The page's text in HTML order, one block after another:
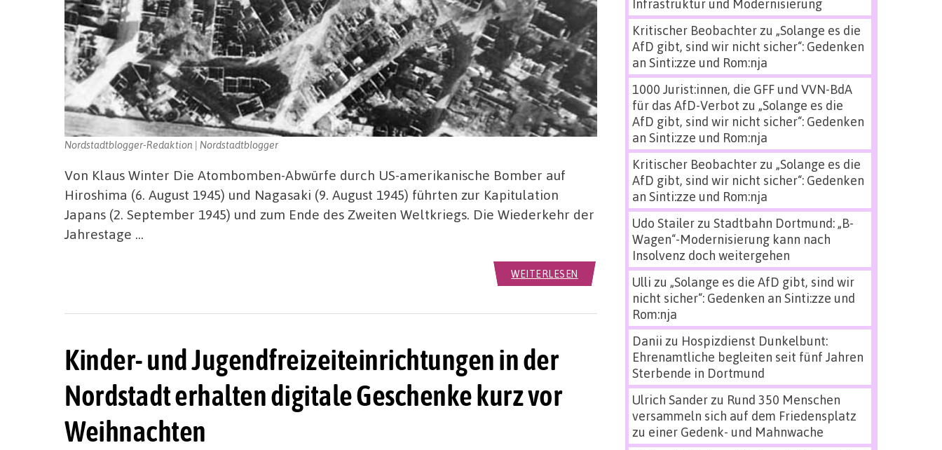
Nordstadtblogger-Redaktion | Nordstadtblogger
Von Klaus Winter Die Atombomben-Abwürfe durch US-amerikanische Bomber auf
Hiroshima (6. August 1945) und Nagasaki (9. August 1945) führten zur Kapitulation
Japans (2. September 1945) und zum Ende des Zweiten Weltkriegs. Die Wiederkehr der
Jahrestage …
WEITERLESEN
Kinder- und Jugendfreizeiteinrichtungen in der
Nordstadt erhalten digitale Geschenke kurz vor
Weihnachten
Infrastruktur und Modernisierung
Kritischer Beobachterzu „Solange es die
AfD gibt, sind wir nicht sicher“: Gedenken
an Sinti:zze und Rom:nja
1000 Jurist:innen, die GFF und VVN-BdA
für das AfD-Verbot zu „Solange es die
AfD gibt, sind wir nicht sicher“: Gedenken
an Sinti:zze und Rom:nja
Kritischer Beobachterzu „Solange es die
AfD gibt, sind wir nicht sicher“: Gedenken
an Sinti:zze und Rom:nja
Udo Stailerzu Stadtbahn Dortmund: „B-
Wagen“-Modernisierung kann nach
Insolvenz doch weitergehen
Ulli zu „Solange es die AfD gibt, sind wir
nicht sicher“: Gedenken an Sinti:zze und
Rom:nja
Danii zu Hospizdienst Dunkelbunt:
Ehrenamtliche begleiten seit fünf Jahren
Sterbende in Dortmund
Ulrich Sanderzu Rund 350 Menschen
versammeln sich auf dem Friedensplatz
zu einer Gedenk- und Mahnwache